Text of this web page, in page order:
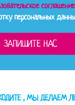
соглашение
персональных
, МЫ ДЕЛАЕМ